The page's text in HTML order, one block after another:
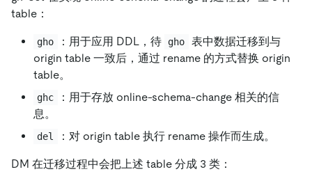
table：
gho ：用于应用 DDL，待 gho
表中数据迁移到与
origin table 一致后，通过 rename 的方式替换 origin
table。
ghc
：用于存放 online-schema-change 相关的信
息。
del ：对 origin table 执行 rename 操作而生成。
DM 在迁移过程中会把上述 table 分成 3 类：